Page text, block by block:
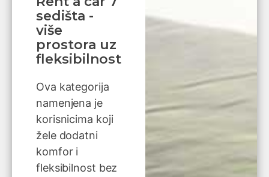
sedišta -
više
prostora uz
fleksibilnost
Ova kategorija
namenjena je
korisnicima koji
žele dodatni
komfor i
fleksibilnost bez